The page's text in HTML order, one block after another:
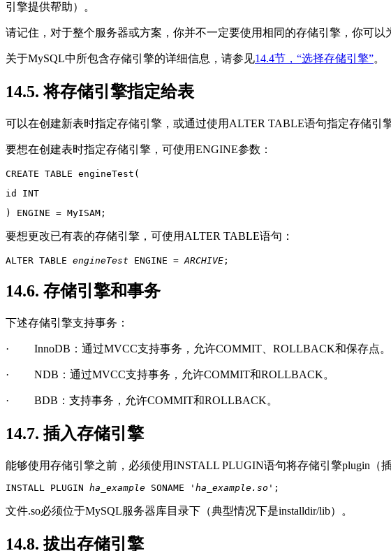
引擎提供帮助）。
请记住，对于整个服务器或方案，你并不一定要使用相同的存储引擎，你可以
关于MySQL中所包含存储引擎的详细信息，请参见14.4节，“选择存储引擎”。
14.5. 将存储引擎指定给表
可以在创建新表时指定存储引擎，或通过使用 ALTER TABLE语句指定存储引擎
要想在创建表时指定存储引擎，可使用ENGINE参数：
CREATE TABLE engineTest(
id INT
) ENGINE = MyISAM;
要想更改已有表的存储引擎，可使用 ALTER TABLE语句：
ALTER TABLE engineTest ENGINE = ARCHIVE ;
14.6. 存储引擎和事务
下述存储引擎支持事务：
· InnoDB ：通过MVCC支持事务，允许COMMIT ROLLBACK和保存点。
· NDB ：通过MVCC支持事务，允许COMMIT和ROLLBACK。
· BDB ：支持事务，允许COMMIT和ROLLBACK。
14.7. 插入存储引擎
能够使用存储引擎之前，必须使用INSTALL PLUGIN语句将存储引擎plugin （
INSTALL PLUGIN ha_example SONAME ' ha_example.so ';
文件.so必须位于MySQL服务器库目录下（典型情况下是installdir/lib）。
14.8. 拔出存储引擎